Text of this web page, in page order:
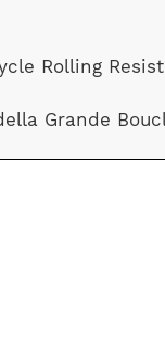
Rolling
Grande